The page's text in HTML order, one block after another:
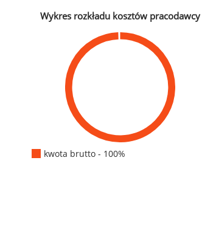
Wykres rozkładu kosztów pracodawcy
kwota brutto - 100%